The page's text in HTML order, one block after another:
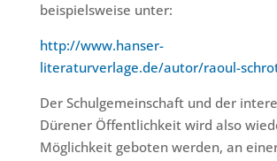
beispielsweise unter:
http://www.hanser-
literaturverlage.de/autor/raoul-
Der Schulgemeinschaft und der
Dürener Öffentlichkeit wird also
Möglichkeit geboten werden, an